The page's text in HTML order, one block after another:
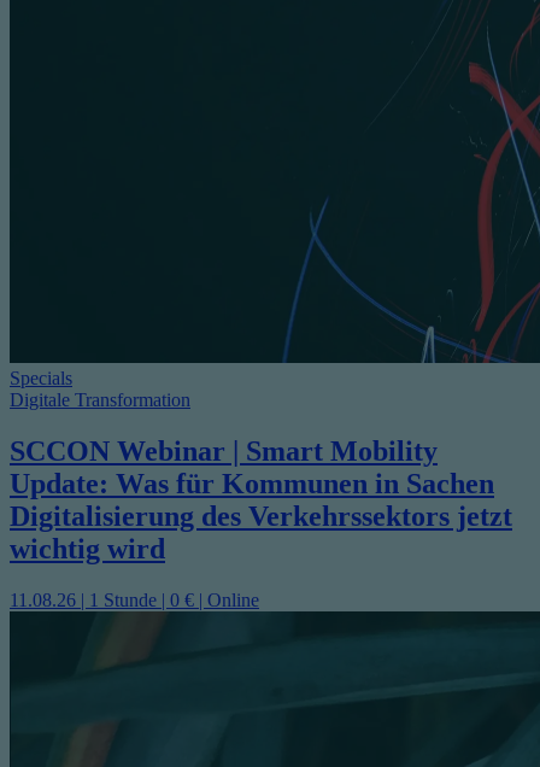
Specials
Digitale Transformation
SCCON Webinar | Smart Mobility
Update: Was für Kommunen in Sachen
Digitalisierung des Verkehrssektors jetzt
wichtig wird
11.08.26 | 1 Stunde | 0 € | Online